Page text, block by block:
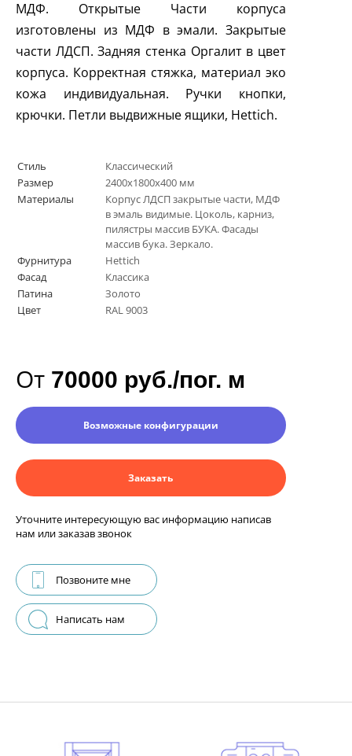
МДФ. Открытые Части корпуса
изготовлены из МДФ в эмали. Закрытые
части ЛДСП. Задняя стенка Оргалит в цвет
корпуса. Корректная стяжка, материал эко
кожа индивидуальная. Ручки кнопки,
крючки. Петли выдвижные ящики, Hettich.
Стиль
Классический
Размер
2400х1800х400 мм
Материалы
Корпус ЛДСП закрытые части, МДФ
в эмаль видимые. Цоколь, карниз,
пилястры массив БУКА. Фасады
массив бука. Зеркало.
Фурнитура
Hettich
Фасад
Классика
Патина
Золото
Цвет
RAL 9003
От 70000 руб./пог. м
Возможные конфигурации
Заказать
Уточните интересующую вас информацию написав
нам или заказав звонок
Позвоните мне
Написать нам